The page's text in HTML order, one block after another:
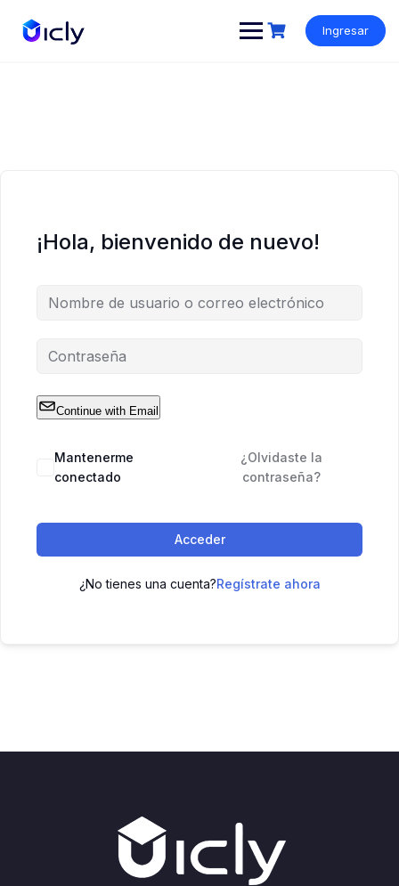
Ingresar
¡Hola, bienvenido de nuevo!
Continue with Email
Mantenerme
conectado
¿Olvidaste la
contraseña?
Acceder
¿No tienes una cuenta?Regístrate ahora